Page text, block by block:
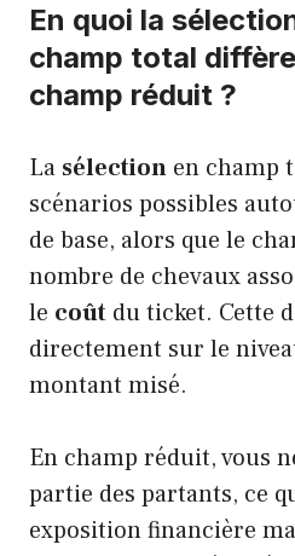
En quoi la
champ total
champ réduit ?
La sélection en champ
scénarios possibles
de base, alors que le
nombre de chevaux
le coût du ticket. Cette
directement sur le
montant misé.
En champ réduit, vous
partie des partants, ce
exposition financière